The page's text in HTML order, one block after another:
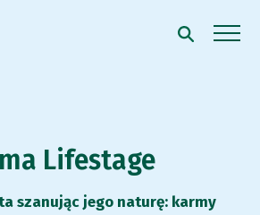
Lifestage
szanując jego naturę: karmy